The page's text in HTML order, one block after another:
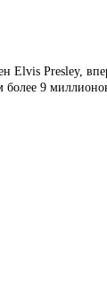
Presley,
более 9